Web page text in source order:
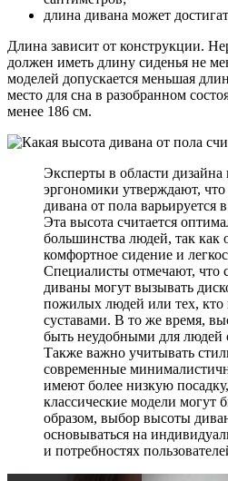
длина дивана может
Длина зависит от конструкции.
должен иметь длину сиденья не
моделей допускается меньшая
место для сна в разобранном
менее 186 см.
Эксперты в области дизайна
эргономики утверждают, что
дивана от пола варьируется
Эта высота считается
большинства людей, так как
комфортное сидение и
Специалисты отмечают, что
диваны могут вызывать
пожилых людей или тех, кто
суставами. В то же время,
быть неудобными для людей
Также важно учитывать
современные
имеют более низкую
классические модели
образом, выбор высоты
основываться на
и потребностях